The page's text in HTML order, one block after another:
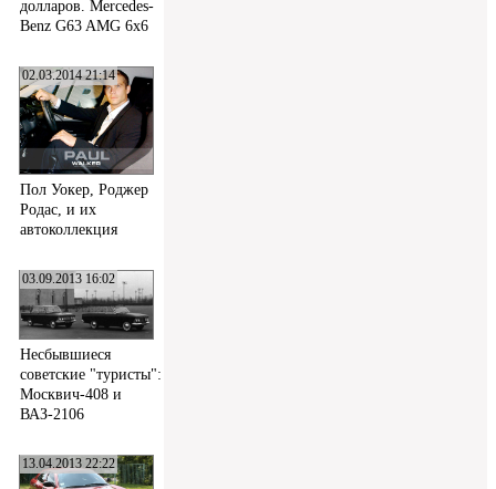
долларов. Mercedes-
Benz G63 AMG 6x6
02.03.2014 21:14
Пол Уокер, Роджер
Родас, и их
автоколлекция
03.09.2013 16:02
Несбывшиеся
советские "туристы":
Москвич-408 и
ВАЗ-2106
13.04.2013 22:22